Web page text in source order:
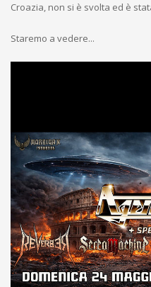
Croazia, non si è svolta ed è
Staremo a vedere...